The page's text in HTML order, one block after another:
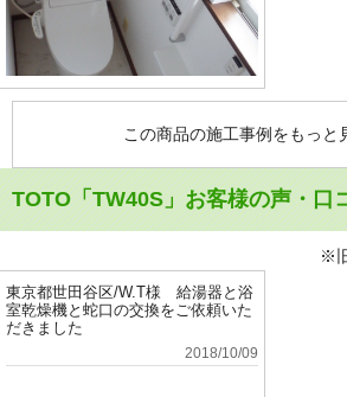
この商品の施工事例をもっと
TOTO「TW40S」お客様の声・口
※
東京都世田谷区/W.T様 給湯器と浴
室乾燥機と蛇口の交換をご依頼いた
だきました
2018/10/09